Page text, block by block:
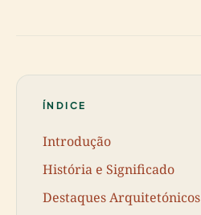
ÍNDICE
Introdução
História e Significado
Destaques Arquitetónicos